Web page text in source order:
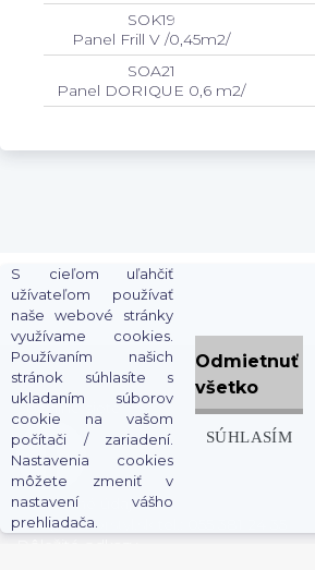
S cieľom uľahčiť
užívateľom používať
naše webové stránky
využívame cookies.
Používaním našich
stránok súhlasíte s
ukladaním súborov
cookie na vašom
počítači / zariadení.
Nastavenia cookies
môžete zmeniť v
nastavení vášho
prehliadača.
Odmietnuť
všetko
SÚHLASÍM
SOK19
Panel Frill V /0,45m2/
SOA21
Panel DORIQUE 0,6 m2/
Sociálne siete
Kontaktné údaje
info@dekorstyl.sk